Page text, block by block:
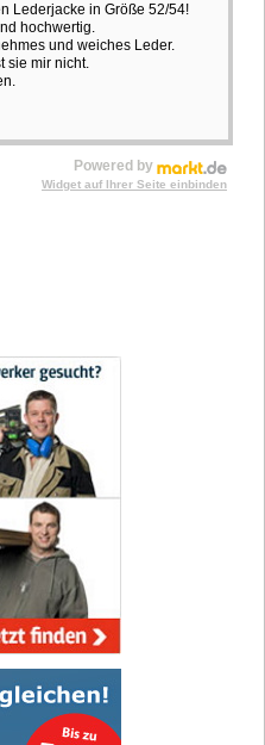
Lederjacke in Größe 52/54!
hochwertig.
und weiches Leder.
sie mir nicht.
Powered by
Widget auf Ihrer Seite einbinden